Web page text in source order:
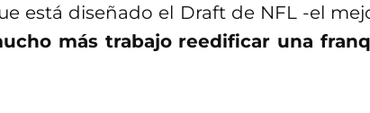
está diseñado el Draft de NFL -el
más trabajo reedificar una